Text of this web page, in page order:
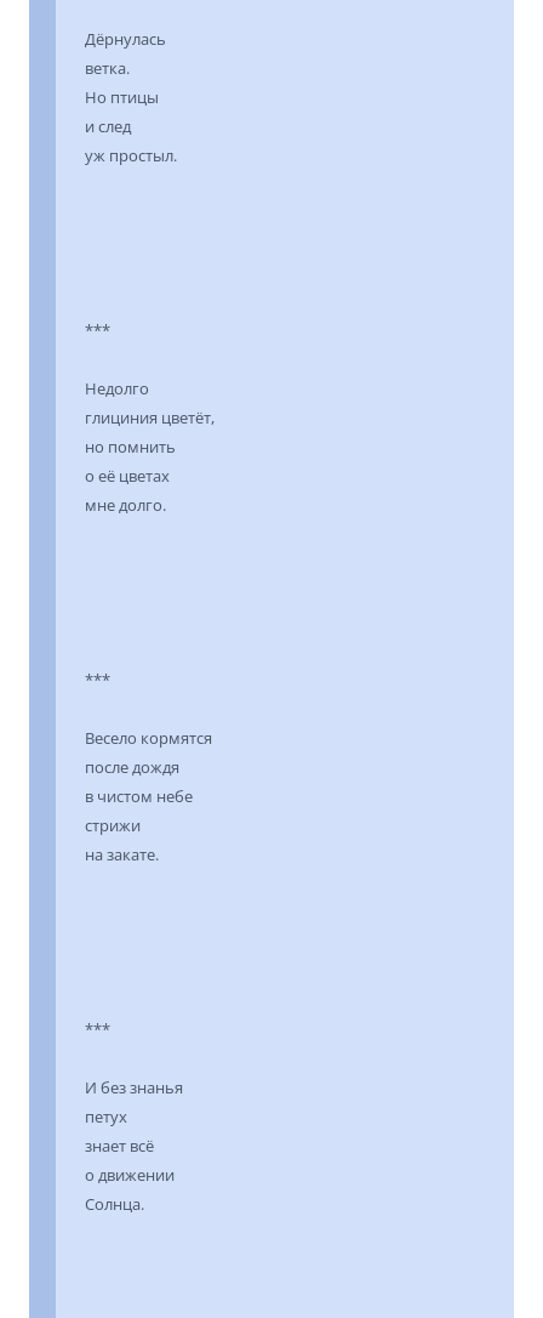
Дёрнулась
ветка.
Но птицы
и след
уж простыл.
***
Недолго
глициния цветёт,
но помнить
о её цветах
мне долго.
***
Весело кормятся
после дождя
в чистом небе
стрижи
на закате.
***
И без знанья
петух
знает всё
о движении
Солнца.